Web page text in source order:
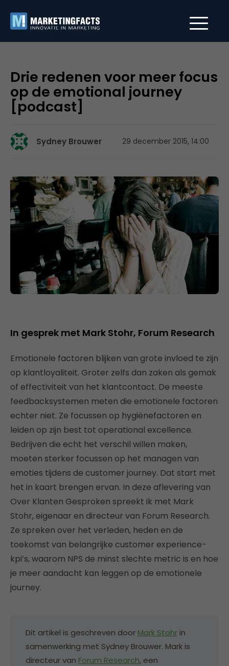
Drie redenen voor meer focus
op de emotional journey
[podcast]
Sydney Brouwer 29 december 2015, 14:00
In gesprek met Mark Stohr, Forum Research
Emotionele factoren blijken van grote invloed te zijn
op klantloyaliteit. Groter zelfs dan zaken als gemak
of effectiviteit van het klantcontact. De meeste
feedbacksystemen meten die emotionele factoren
echter niet. Ze focussen op hygiënefactoren en
leiden op zijn best tot operational excellence.
Bedrijven die echt het verschil willen maken,
moeten sterker focussen op het managen van
emoties tijdens de customer journey. Dat start met
het in kaart brengen ervan. In deze aflevering van
Over Klanten Gesproken spreekt ik met Mark
Stohr, eigenaar en directeur van Forum Research.
Ze spreken over het verleden, heden en de
toekomst van belangrijke customer experience-
kpi’s, waarom NPS de minst slechte metric is en hoe
je meer aandacht kan leggen op de emotionele
journey.
Dit artikel is geschreven door Mark Stohr in
samenwerking met Sydney Brouwer. Mark is
directeur van Forum Research, een